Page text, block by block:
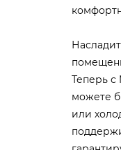
Теперь с
можете
или